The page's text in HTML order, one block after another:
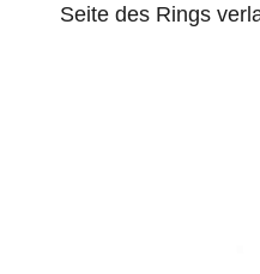
Seite des Rings